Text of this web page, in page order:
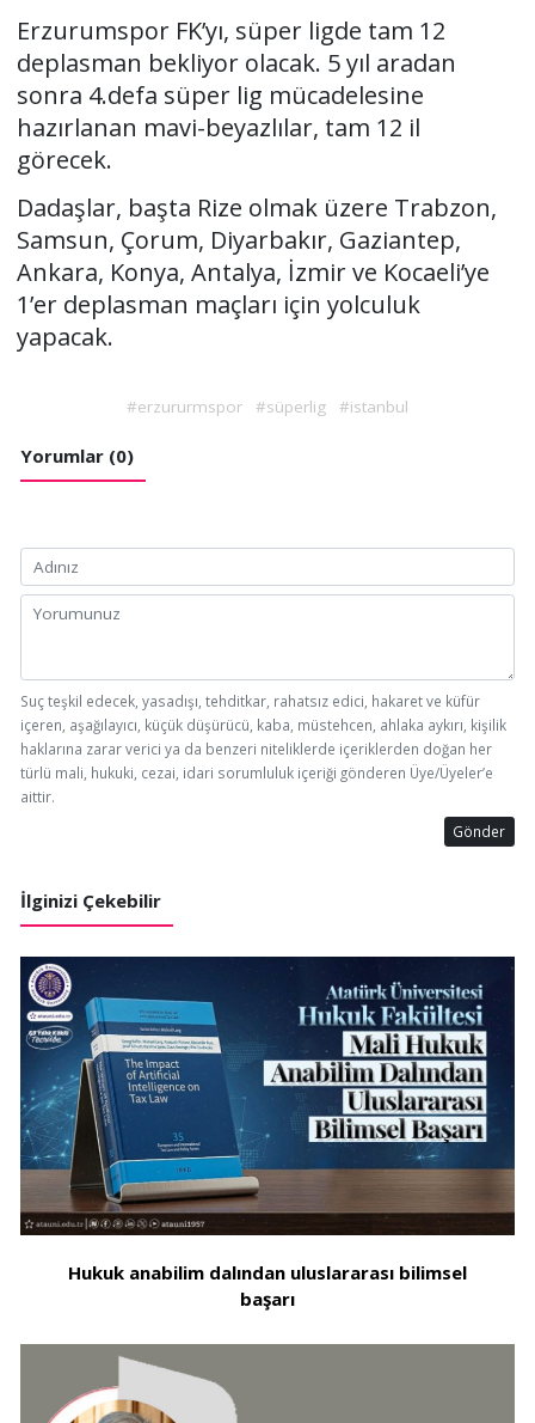
Erzurumspor FK’yı, süper ligde tam 12
deplasman bekliyor olacak. 5 yıl aradan
sonra 4.defa süper lig mücadelesine
hazırlanan mavi-beyazlılar, tam 12 il
görecek.
Dadaşlar, başta Rize olmak üzere Trabzon,
Samsun, Çorum, Diyarbakır, Gaziantep,
Ankara, Konya, Antalya, İzmir ve Kocaeli’ye
1’er deplasman maçları için yolculuk
yapacak.
#erzururmspor #süperlig #istanbul
Yorumlar (0)
Suç teşkil edecek, yasadışı, tehditkar, rahatsız edici, hakaret ve küfür
içeren, aşağılayıcı, küçük düşürücü, kaba, müstehcen, ahlaka aykırı, kişilik
haklarına zarar verici ya da benzeri niteliklerde içeriklerden doğan her
türlü mali, hukuki, cezai, idari sorumluluk içeriği gönderen Üye/Üyeler’e
aittir.
Gönder
İlginizi Çekebilir
Hukuk anabilim dalından uluslararası bilimsel
başarı